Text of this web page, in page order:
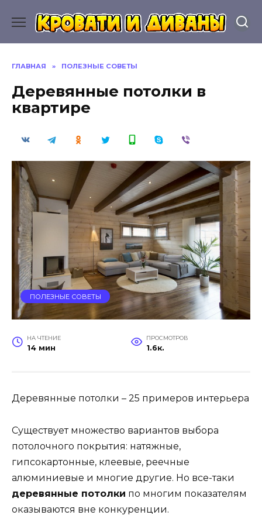
содержанию
ГЛАВНАЯ » ПОЛЕЗНЫЕ СОВЕТЫ
Деревянные потолки в
квартире
ПОЛЕЗНЫЕ СОВЕТЫ
НА ЧТЕНИЕ
14 мин
ПРОСМОТРОВ
1.6к.
Деревянные потолки – 25 примеров интерьера
Существует множество вариантов выбора
потолочного покрытия: натяжные,
гипсокартонные, клеевые, реечные
алюминиевые и многие другие. Но все-таки
деревянные потолки по многим показателям
оказываются вне конкуренции.